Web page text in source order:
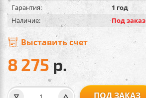
Гарантия:
1 год
Наличие:
Под заказ
Выставить счет
8 275р.
ПОД ЗАКАЗ